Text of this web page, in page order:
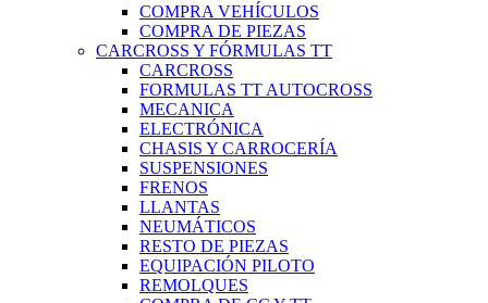
COMPRA VEHÍCULOS
COMPRA DE PIEZAS
CARCROSS Y FÓRMULAS TT
CARCROSS
FORMULAS TT AUTOCROSS
MECANICA
ELECTRÓNICA
CHASIS Y CARROCERÍA
SUSPENSIONES
FRENOS
LLANTAS
NEUMÁTICOS
RESTO DE PIEZAS
EQUIPACIÓN PILOTO
REMOLQUES